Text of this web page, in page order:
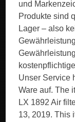
und
Produkte sind
Lager – also
Unser Service
Ware auf. The
LX 1892 Air
13, 2019. This